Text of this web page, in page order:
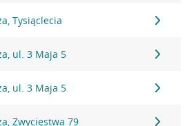
Tysiąclecia
ul. 3 Maja 5
ul. 3 Maja 5
Zwycięstwa 79